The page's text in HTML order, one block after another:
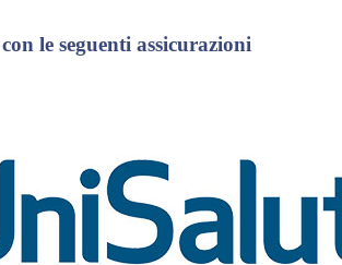
le seguenti assicurazioni